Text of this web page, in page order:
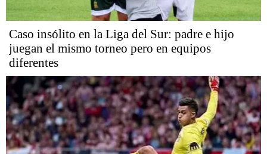
Caso insólito en la Liga del Sur: padre e hijo
juegan el mismo torneo pero en equipos
diferentes